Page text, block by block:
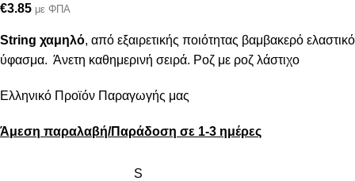
€3.85 με ΦΠΑ
String χαμηλό, από εξαιρετικής ποιότητας βαμβακερό ελαστικό
ύφασμα. Άνετη καθημερινή σειρά. Ροζ με ροζ λάστιχο
Ελληνικό Προϊόν Παραγωγής μας
Άμεση παραλαβή/Παράδοση σε 1-3 ημέρες
S